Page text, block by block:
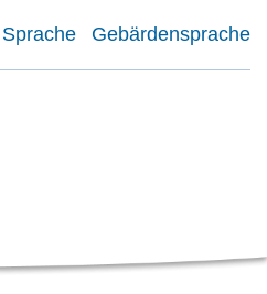
Gebärdensprache